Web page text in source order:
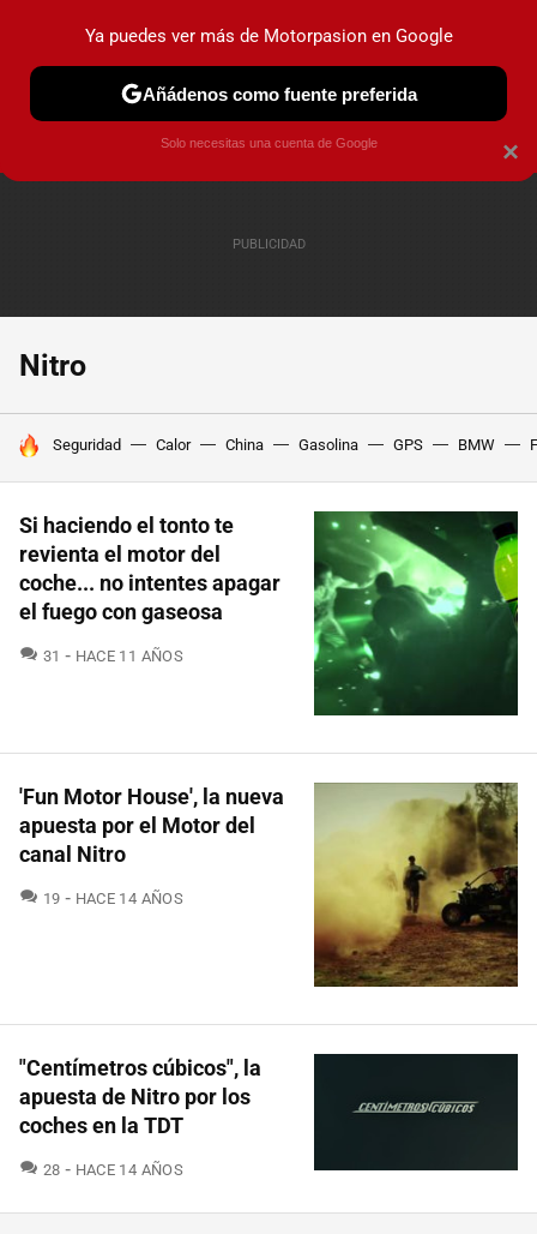
PRUEBAS COCHES ELÉCTRICOS OBSERVATORIO
Nitro
HOY SE HABLA DE
Seguridad Calor China Gasolina GPS BMW
Si haciendo el tonto te
revienta el motor del
coche... no intentes apagar
el fuego con gaseosa
31 COMENTARIOS
HACE 11 AÑOS
'Fun Motor House', la nueva
apuesta por el Motor del
canal Nitro
19 COMENTARIOS
HACE 14 AÑOS
"Centímetros cúbicos", la
apuesta de Nitro por los
coches en la TDT
28 COMENTARIOS
HACE 14 AÑOS
×
Ya puedes ver más de Motorpasion en Google
Añádenos como fuente preferida
Solo necesitas una cuenta de Google